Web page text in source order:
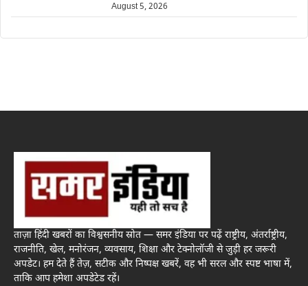
August 5, 2026
ताज़ा हिंदी खबरों का विश्वसनीय स्रोत — समर इंडिया पर पढ़ें राष्ट्रीय, अंतर्राष्ट्रीय,
राजनीति, खेल, मनोरंजन, व्यवसाय, शिक्षा और टेक्नोलॉजी से जुड़ी हर जरूरी
अपडेट। हम देते हैं तेज़, सटीक और निष्पक्ष खबरें, वह भी सरल और स्पष्ट भाषा में,
ताकि आप हमेशा अपडेटेड रहें।